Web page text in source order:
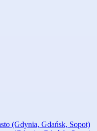
(Gdynia, Gdańsk, Sopot)